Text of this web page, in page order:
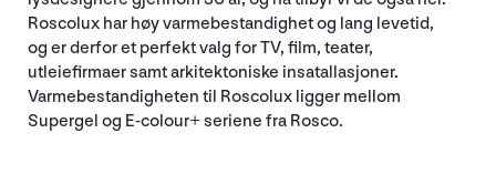
Roscolux har høy varmebestandighet og lang levetid,
og er derfor et perfekt valg for TV, film, teater,
utleiefirmaer samt arkitektoniske insatallasjoner.
Varmebestandigheten til Roscolux ligger mellom
Supergel og E-colour+ seriene fra Rosco.